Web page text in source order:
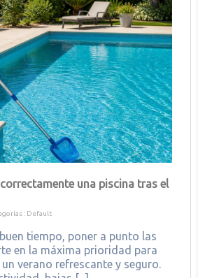
una piscina tras el
: Default
tiempo, poner a punto las
en la máxima prioridad para
verano refrescante y seguro.